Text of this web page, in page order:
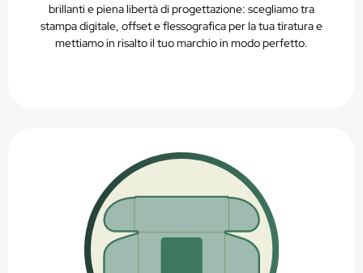
brillanti e piena libertà di progettazione: scegliamo tra
stampa digitale, offset e flessografica per la tua tiratura e
mettiamo in risalto il tuo marchio in modo perfetto.